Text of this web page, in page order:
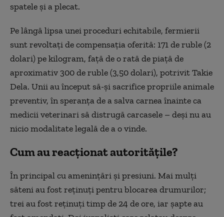
spatele și a plecat.
Pe lângă lipsa unei proceduri echitabile, fermierii
sunt revoltați de compensația oferită: 171 de ruble (2
dolari) pe kilogram, față de o rată de piață de
aproximativ 300 de ruble (3,50 dolari), potrivit Takie
Dela. Unii au început să-și sacrifice propriile animale
preventiv, în speranța de a salva carnea înainte ca
medicii veterinari să distrugă carcasele – deși nu au
nicio modalitate legală de a o vinde.
Cum au reacționat autoritățile?
În principal cu amenințări și presiuni. Mai mulți
săteni au fost reținuți pentru blocarea drumurilor;
trei au fost reținuți timp de 24 de ore, iar șapte au